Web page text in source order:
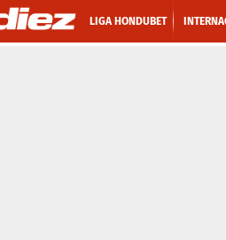
LIGA HONDUBET